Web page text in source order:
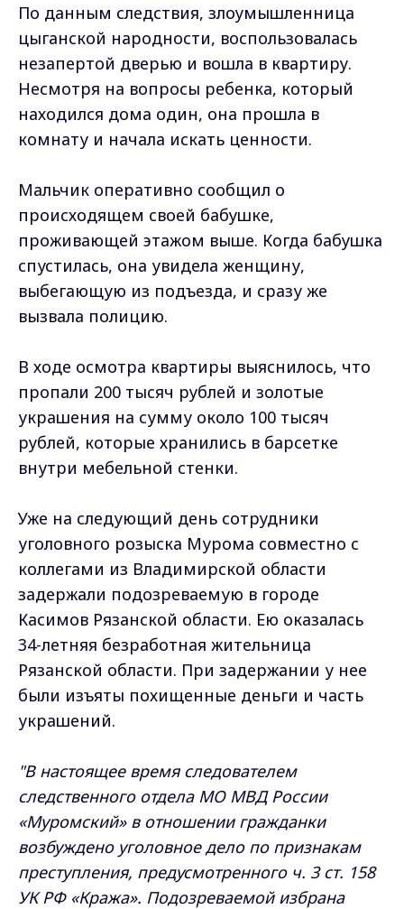
По данным следствия, злоумышленница
цыганской народности, воспользовалась
незапертой дверью и вошла в квартиру.
Несмотря на вопросы ребенка, который
находился дома один, она прошла в
комнату и начала искать ценности.
Мальчик оперативно сообщил о
происходящем своей бабушке,
проживающей этажом выше. Когда бабушка
спустилась, она увидела женщину,
выбегающую из подъезда, и сразу же
вызвала полицию.
В ходе осмотра квартиры выяснилось, что
пропали 200 тысяч рублей и золотые
украшения на сумму около 100 тысяч
рублей, которые хранились в барсетке
внутри мебельной стенки.
Уже на следующий день сотрудники
уголовного розыска Мурома совместно с
коллегами из Владимирской области
задержали подозреваемую в городе
Касимов Рязанской области. Ею оказалась
34-летняя безработная жительница
Рязанской области. При задержании у нее
были изъяты похищенные деньги и часть
украшений.
"В настоящее время следователем
следственного отдела МО МВД России
«Муромский» в отношении гражданки
возбуждено уголовное дело по признакам
преступления, предусмотренного ч. 3 ст. 158
УК РФ «Кража». Подозреваемой избрана